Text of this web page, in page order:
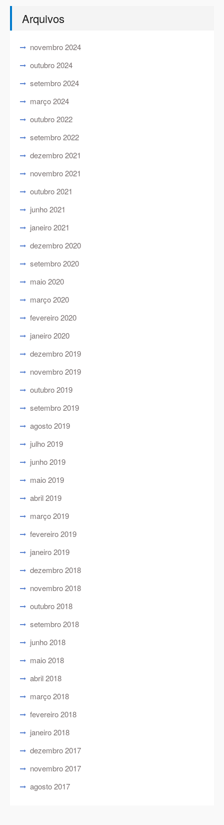
Arquivos
novembro 2024
outubro 2024
setembro 2024
março 2024
outubro 2022
setembro 2022
dezembro 2021
novembro 2021
outubro 2021
junho 2021
janeiro 2021
dezembro 2020
setembro 2020
maio 2020
março 2020
fevereiro 2020
janeiro 2020
dezembro 2019
novembro 2019
outubro 2019
setembro 2019
agosto 2019
julho 2019
junho 2019
maio 2019
abril 2019
março 2019
fevereiro 2019
janeiro 2019
dezembro 2018
novembro 2018
outubro 2018
setembro 2018
junho 2018
maio 2018
abril 2018
março 2018
fevereiro 2018
janeiro 2018
dezembro 2017
novembro 2017
agosto 2017